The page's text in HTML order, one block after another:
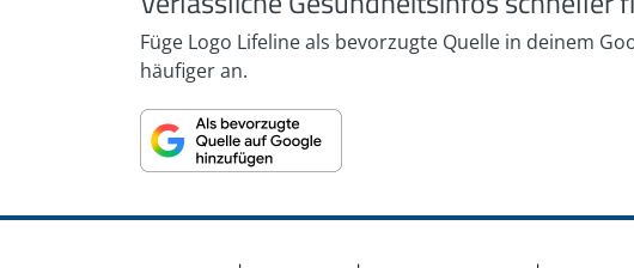
Füge Logo Lifeline als bevorzugte Quelle in deinem
häufiger an.